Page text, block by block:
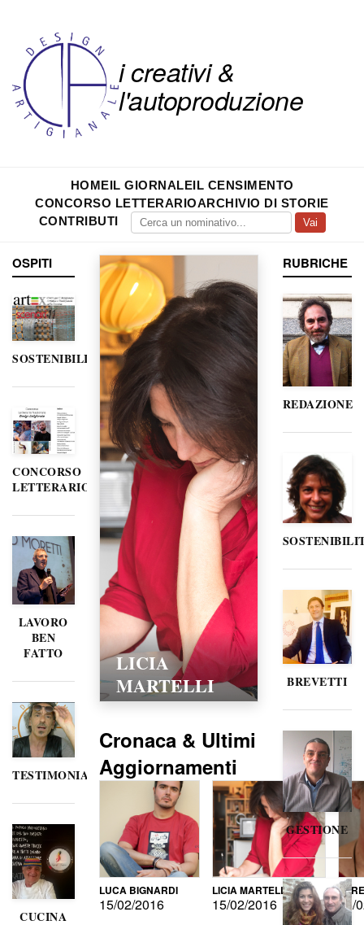
i creativi &
l'autoproduzione
HOMEIL GIORNALEIL CENSIMENTO
CONCORSO LETTERARIOARCHIVIO DI STORIE
CONTRIBUTI
Vai
OSPITI
SOSTENIBILITÀ
CONCORSO
LETTERARIO
LAVORO
BEN
FATTO
TESTIMONIANZE
CUCINA
LICIA
MARTELLI
Cronaca & Ultimi
Aggiornamenti
LUCA BIGNARDI
15/02/2016
LICIA MARTELLI
15/02/2016 15/
RUBRICHE
REDAZIONE
BREVETTI
GESTIONE